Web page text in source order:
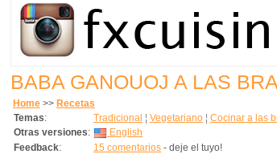
BABA GANOUOJ A LAS
Home >> Recetas
Temas: Tradicional ¦ Vegetariano ¦ Cocinar a las
Otras versiones:
English
Feedback: 15 comentarios - deje el tuyo!